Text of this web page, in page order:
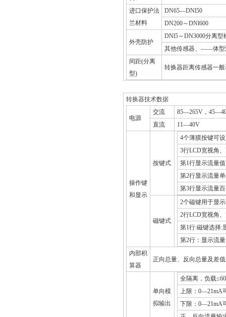
进口保护法
兰材料
DN65—DNl50
DN200～DNl600
外壳防护
DNl5～DN3000分离
其他传感器、——体型
间距(分离
型)
转换器距离传感器一般
转换器技术数据
电源
交流 85—265V，
直流
11—40V
操作键
和显示
按键式
4个薄膜按键可
3行LCD宽视角
第1行显示流量
第2行显示流量
第3行显示流量
磁键式
2个磁键用于显
2行LCD宽视角
第1行:磁键选择:
第2行：显示流
内部积
算器
正向总量、反向总量及差
单向模
拟输出
全隔离，负载
上限：0—21mA
下限：0—21mA